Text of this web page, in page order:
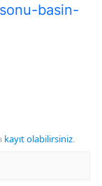
basin-
kayıt olabilirsiniz.